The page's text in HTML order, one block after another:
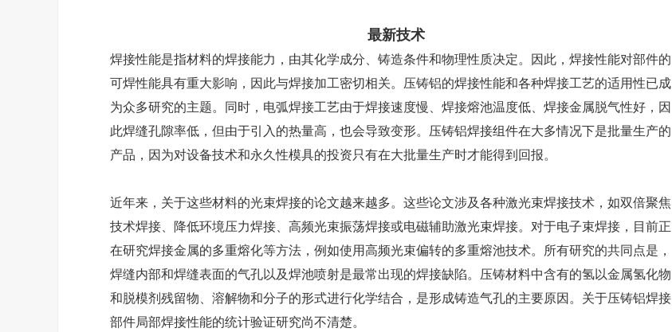
最新技术
焊接性能是指材料的焊接能力，由其化学成分、铸造条件和物理性质决定。因此，焊接性能对部件的
可焊性能具有重大影响，因此与焊接加工密切相关。压铸铝的焊接性能和各种焊接工艺的适用性已成
为众多研究的主题。同时，电弧焊接工艺由于焊接速度慢、焊接熔池温度低、焊接金属脱气性好，因
此焊缝孔隙率低，但由于引入的热量高，也会导致变形。压铸铝焊接组件在大多情况下是批量生产的
产品，因为对设备技术和永久性模具的投资只有在大批量生产时才能得到回报。
近年来，关于这些材料的光束焊接的论文越来越多。这些论文涉及各种激光束焊接技术，如双倍聚焦
技术焊接、降低环境压力焊接、高频光束振荡焊接或电磁辅助激光束焊接。对于电子束焊接，目前正
在研究焊接金属的多重熔化等方法，例如使用高频光束偏转的多重熔池技术。所有研究的共同点是，
焊缝内部和焊缝表面的气孔以及焊池喷射是最常出现的焊接缺陷。压铸材料中含有的氢以金属氢化物
和脱模剂残留物、溶解物和分子的形式进行化学结合，是形成铸造气孔的主要原因。关于压铸铝焊接
部件局部焊接性能的统计验证研究尚不清楚。